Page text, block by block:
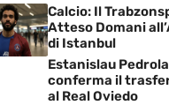
Calcio: Il
Atteso Domani
di Istanbul
Estanislau
conferma il
al Real Oviedo